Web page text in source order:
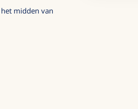
midden van